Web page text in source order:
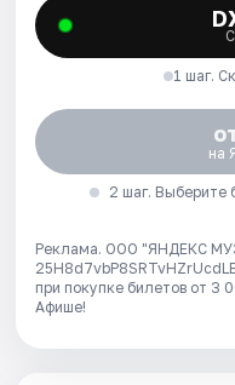
1 шаг.
на
2 шаг. Выберите
Реклама. ООО "ЯНДЕКС
при покупке билетов от 3
Афише!